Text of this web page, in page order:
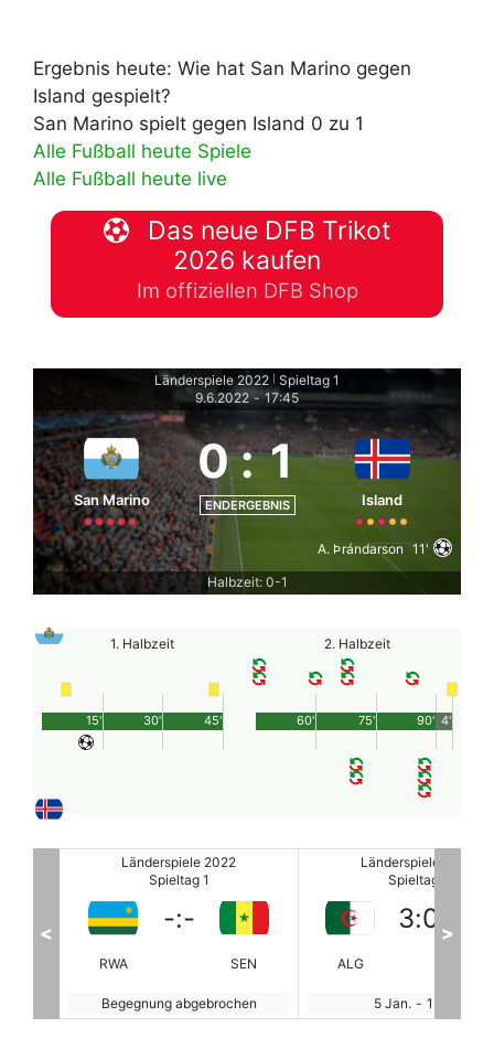
Ergebnis heute: Wie hat San Marino gegen
Island gespielt?
San Marino spielt gegen Island 0 zu 1
Alle Fußball heute Spiele
Alle Fußball heute live
Das neue DFB Trikot
2026 kaufen
Im offiziellen DFB Shop
Länderspiele 2022 Spieltag 1
9.6.2022 - 17:45
San Marino
0: 1
ENDERGEBNIS Island
A. Þrándarson 11'
Halbzeit: 0-1
1. Halbzeit
45'
15' 30'
2. Halbzeit
90'
60' 75' 4'
Länderspiele 2022
Spieltag 1
ALG
3:0
GHA
5 Jan. - 15:00
Länderspiele 2022
Spieltag 1
RWA
-:-
Begegnung
< >